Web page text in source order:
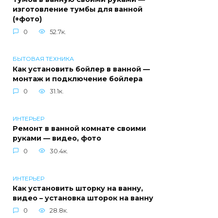
изготовление тумбы для ванной
(+фото)
0 52.7к.
БЫТОВАЯ ТЕХНИКА
Как установить бойлер в ванной —
монтаж и подключение бойлера
0 31.1к.
ИНТЕРЬЕР
Ремонт в ванной комнате своими
руками — видео, фото
0 30.4к.
ИНТЕРЬЕР
Как установить шторку на ванну,
видео – установка шторок на ванну
0 28.8к.